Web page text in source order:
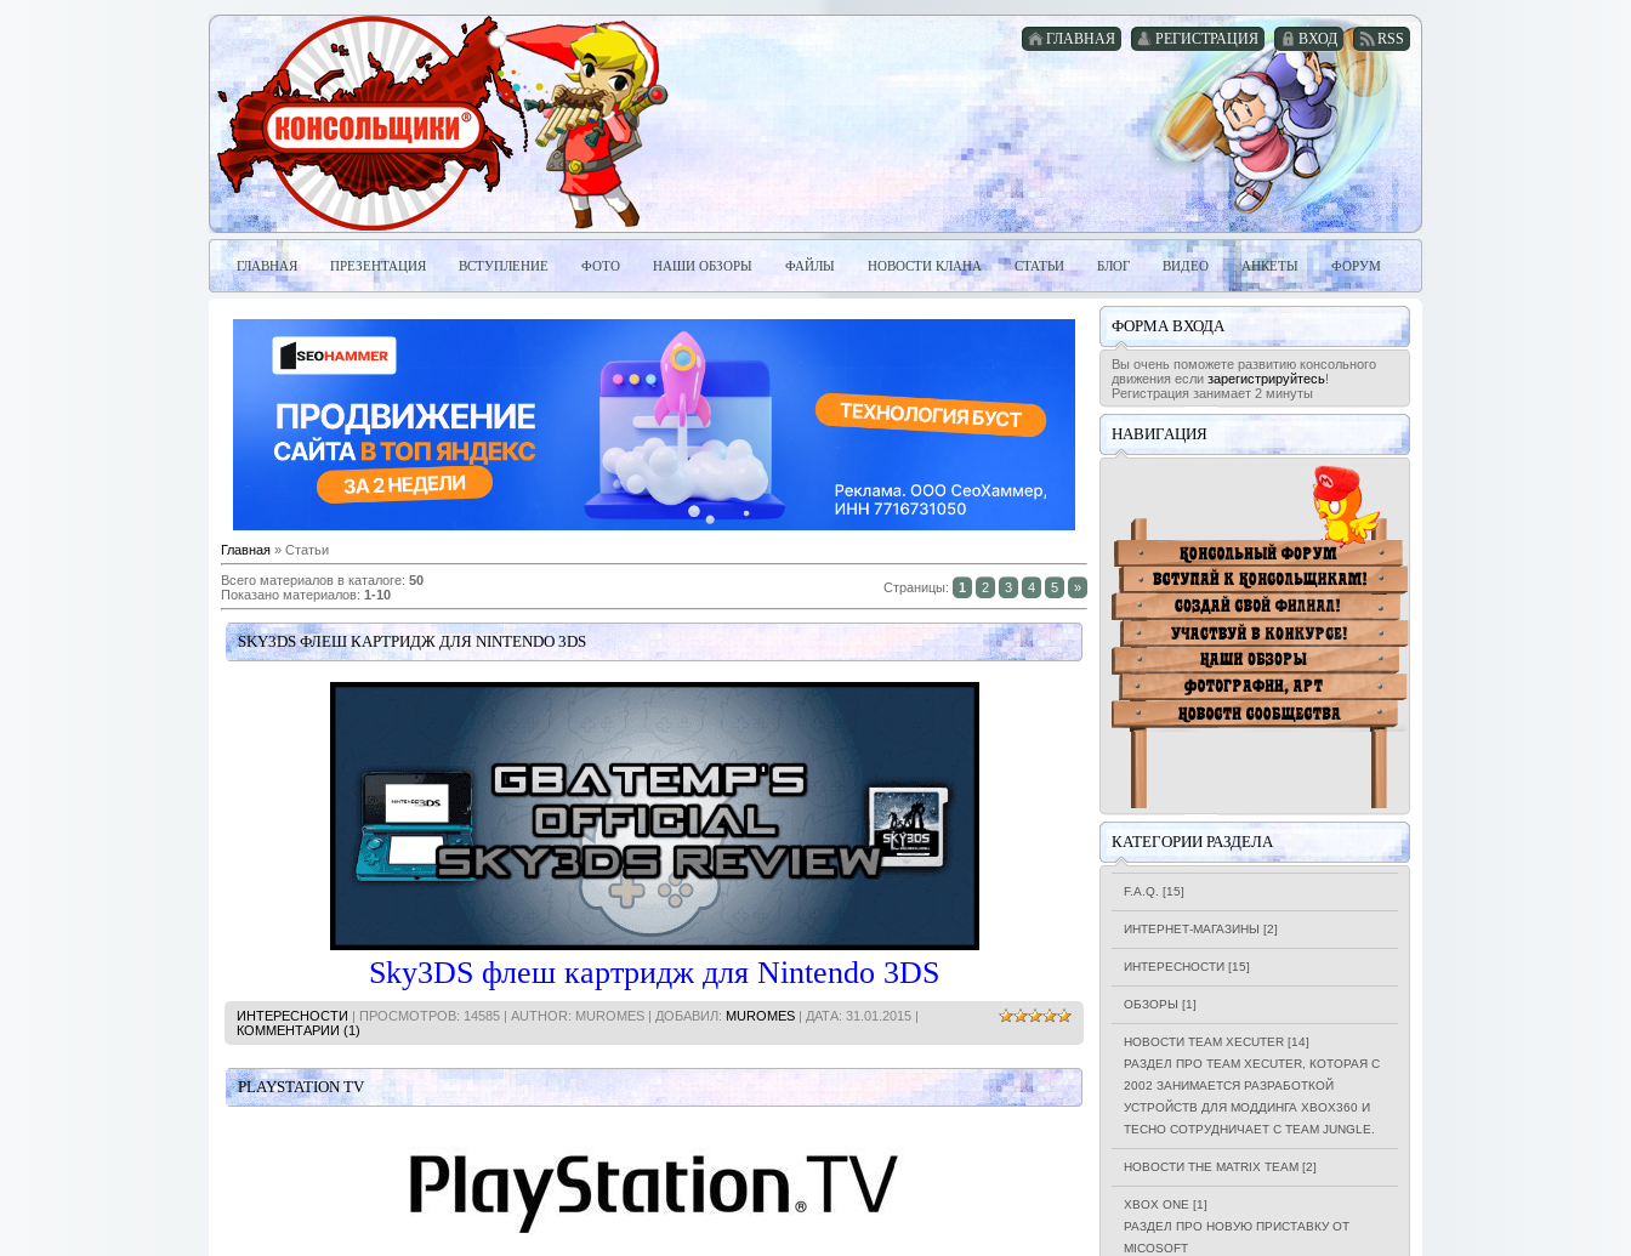
RSS
ВХОД
РЕГИСТРАЦИЯ
ГЛАВНАЯ
ГЛАВНАЯ ПРЕЗЕНТАЦИЯ ВСТУПЛЕНИЕ ФОТО НАШИ ОБЗОРЫ ФАЙЛЫ НОВОСТИ КЛАНА СТАТЬИ БЛОГ ВИДЕО АНКЕТЫ ФОРУМ
Главная » Статьи
Всего материалов в каталоге: 50
Показано материалов: 1-10 Страницы: 1 2 3 4 5 »
SKY3DS ФЛЕШ КАРТРИДЖ ДЛЯ NINTENDO 3DS
Sky3DS флеш картридж для Nintendo 3DS
ИНТЕРЕСНОСТИ | ПРОСМОТРОВ: 14585 | AUTHOR: MUROMES | ДОБАВИЛ: MUROMES | ДАТА: 31.01.2015 |
КОММЕНТАРИИ (1)
PLAYSTATION TV
ФОРМА ВХОДА
Вы очень поможете развитию консольного
движения если зарегистрируйтесь!
Регистрация занимает 2 минуты
НАВИГАЦИЯ
КАТЕГОРИИ РАЗДЕЛА
F.A.Q. [15]
ИНТЕРНЕТ-МАГАЗИНЫ [2]
ИНТЕРЕСНОСТИ [15]
ОБЗОРЫ [1]
НОВОСТИ TEAM XECUTER [14]
РАЗДЕЛ ПРО TEAM XECUTER, КОТОРАЯ С
2002 ЗАНИМАЕТСЯ РАЗРАБОТКОЙ
УСТРОЙСТВ ДЛЯ МОДДИНГА XBOX360 И
ТЕСНО СОТРУДНИЧАЕТ С TEAM JUNGLE.
НОВОСТИ THE MATRIX TEAM [2]
XBOX ONE [1]
РАЗДЕЛ ПРО НОВУЮ ПРИСТАВКУ ОТ
MICOSOFT